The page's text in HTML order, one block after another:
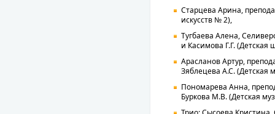
Старцева Арина,
искусств № 2),
Тугбаева Алена,
и Касимова Г.Г. (Детская
Арасланов Артур,
Зяблецева А.С. (Детская
Пономарева Анна,
Буркова М.В. (Детская